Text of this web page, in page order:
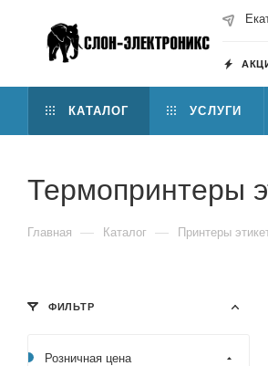
КАТАЛОГ УСЛУГИ
Термопринтеры
Главная — Каталог — Принтеры
ФИЛЬТР
Розничная цена